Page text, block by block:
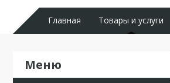
Главная Товары и услуги